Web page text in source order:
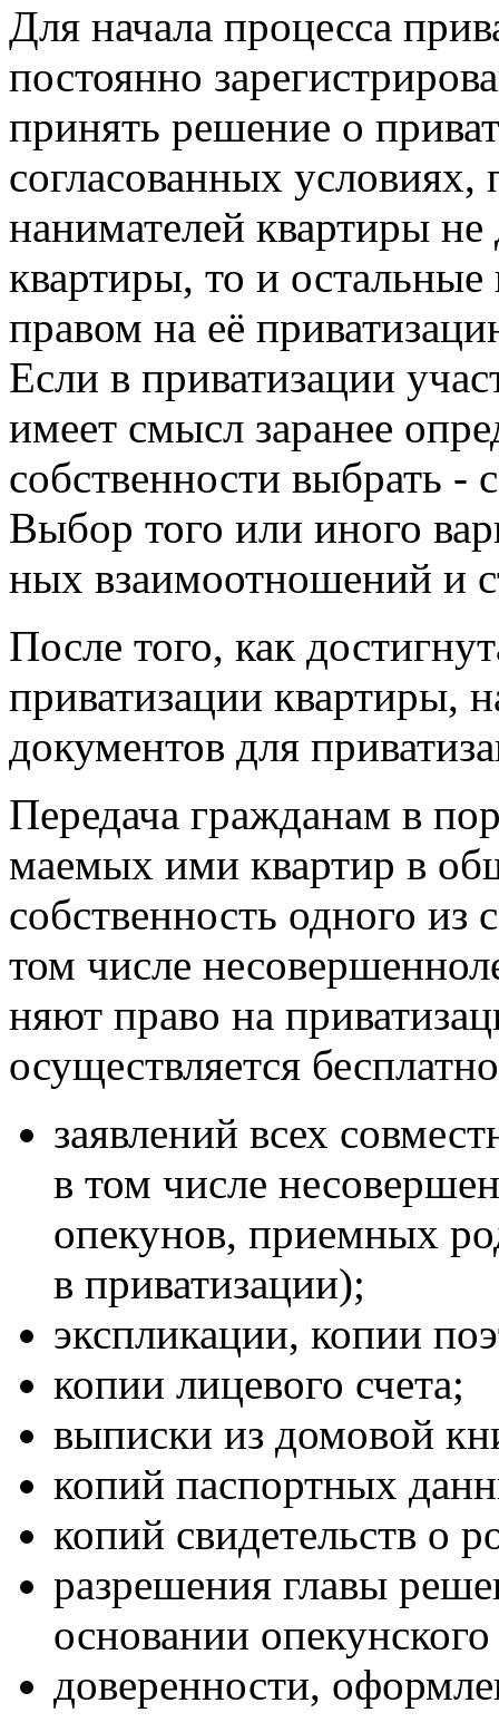
Для начала процесса
постоянно
принять решение о
согласованных условиях,
нанимателей квартиры не
квартиры, то и остальные
правом на её
Если в приватизации
имеет смысл заранее
собственности выбрать
Выбор того или иного
ных взаимоотношений и
После того, как
приватизации квартиры,
документов для
Передача гражданам в
маемых ими квартир в
собственность одного
том числе
няют право на
осуществляется
заявлений всех
в том числе
опекунов, приемных
в приватизации);
экспликации, копии
копии лицевого счета;
выписки из домовой
копий паспортных
копий свидетельств о
разрешения главы
основании
доверенности,